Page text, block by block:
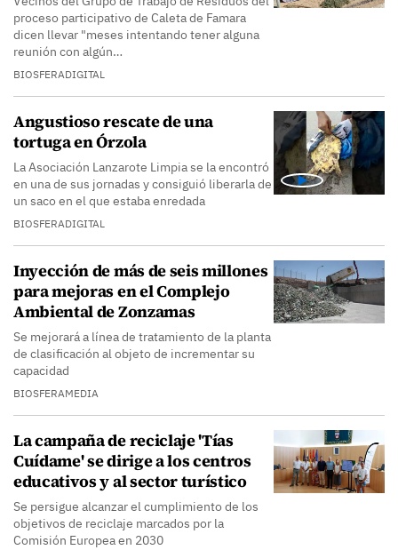
proceso participativo de Caleta de Famara
dicen llevar "meses intentando tener alguna
reunión con algún…
BIOSFERADIGITAL
Angustioso rescate de una
tortuga en Órzola
La Asociación Lanzarote Limpia se la encontró
en una de sus jornadas y consiguió liberarla de
un saco en el que estaba enredada
BIOSFERADIGITAL
Inyección de más de seis millones
para mejoras en el Complejo
Ambiental de Zonzamas
Se mejorará a línea de tratamiento de la planta
de clasificación al objeto de incrementar su
capacidad
BIOSFERAMEDIA
La campaña de reciclaje 'Tías
Cuídame' se dirige a los centros
educativos y al sector turístico
Se persigue alcanzar el cumplimiento de los
objetivos de reciclaje marcados por la
Comisión Europea en 2030